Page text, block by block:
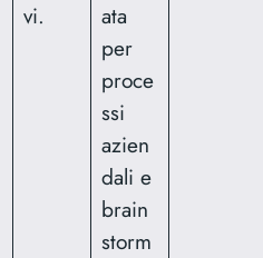
vi.
ata
per
proce
ssi
azien
dali e
brain
storm